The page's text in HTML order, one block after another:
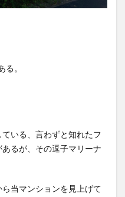
。
いる、言わずと知れたフ
るが、その逗子マリーナ
当マンションを見上げて